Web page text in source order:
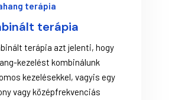
terápia
terápia
terápia azt jelenti, hogy
kezelést kombinálunk
kezelésekkel, vagyis egy
vagy középfrekvenciás